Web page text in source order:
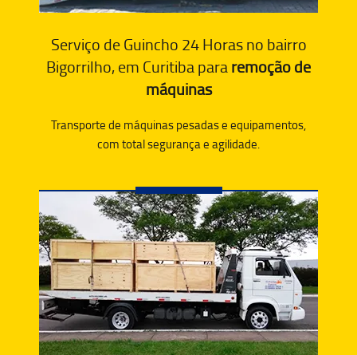
Serviço de Guincho 24 Horas no bairro
Bigorrilho, em Curitiba pararemoção de
máquinas
Transporte de máquinas pesadas e equipamentos,
com total segurança e agilidade.